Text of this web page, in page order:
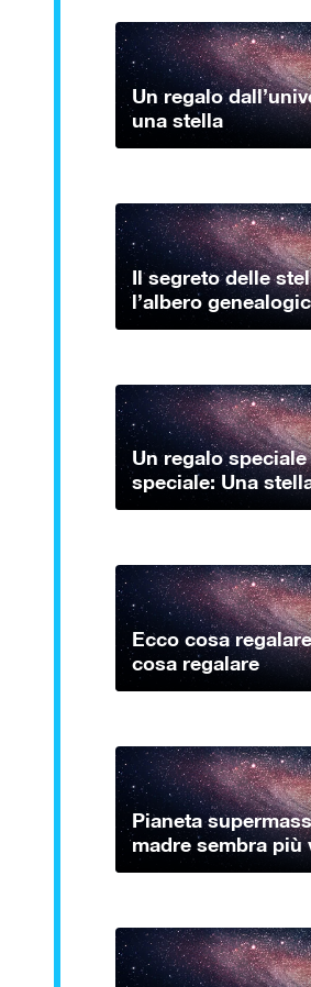
Un regalo
una stella
Il segreto delle
l’albero
Un regalo
speciale: Una
Ecco cosa
cosa regalare
Pianeta
madre sembra più